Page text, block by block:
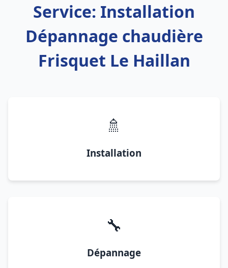
Service: Installation
Dépannage chaudière
Frisquet Le Haillan
🚿
Installation
🔧
Dépannage